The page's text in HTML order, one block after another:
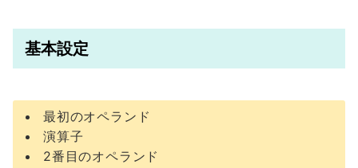
基本設定
最初のオペランド
演算子
2番目のオペランド